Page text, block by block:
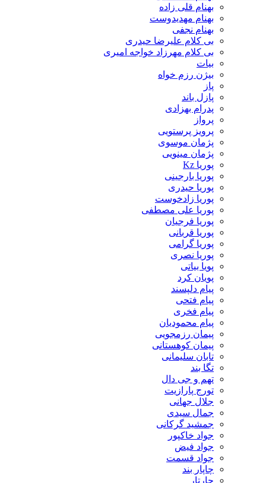
بهنام قلی زاده
بهنام مهدیدوست
بهنام نجفی
بی کلام علیرضا حیدری
بی کلام مهرزاد خواجه امیری
بیات
بیژن رزم خواه
پاز
پازل باند
پدرام بهزادی
پرواز
پرویز پرستویی
پژمان موسوی
پژمان مینویی
پوریا Kz
پوریا بارجینی
پوریا حیدری
پوریا زادخوست
پوریا علی مصطفی
پوریا فرجیان
پوریا قربانی
پوریا گرامی
پوریا نصری
پویا بیاتی
پویان کرد
پیام دلپسند
پیام فتحی
پیام فخری
پیام محمودیان
پیمان رزمجویی
پیمان کوهستانی
تابان سلیمانی
تگا بند
تهم و جی دال
تورج پارازیت
جلال جهانی
جمال سیدی
جمشید گرکانی
جواد خاکپور
جواد فیض
جواد قسمت
چاپار بند
چارتار